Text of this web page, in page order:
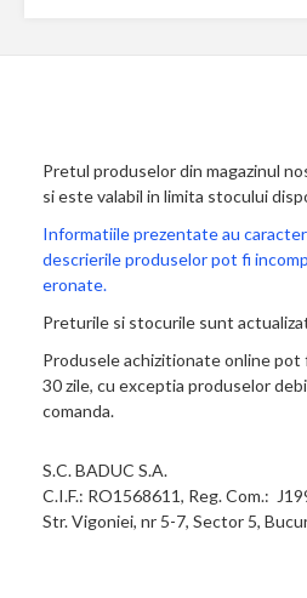
Pretul produselor din magazinul
si este valabil in limita stocului
Informatiile prezentate au
descrierile produselor pot fi
eronate.
Preturile si stocurile sunt
Produsele achizitionate online
30 zile, cu exceptia produselor
comanda.
S.C. BADUC S.A.
C.I.F.: RO1568611, Reg. Com.:
Str. Vigoniei, nr 5-7, Sector 5,